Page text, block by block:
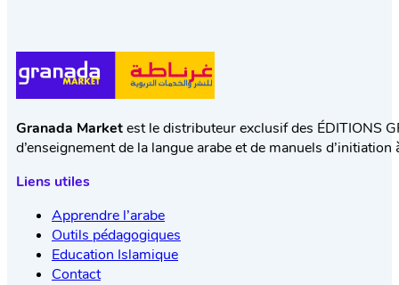
Granada Marketest le distributeur exclusif des ÉDITIONS
d’enseignement de la langue arabe et de manuels
Liens utiles
Apprendre l’arabe
Outils pédagogiques
Education Islamique
Contact